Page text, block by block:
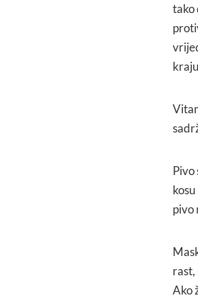
tako
Pivo
pivo
rast,
Ako